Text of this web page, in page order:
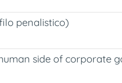
penalistico)
side of corporate